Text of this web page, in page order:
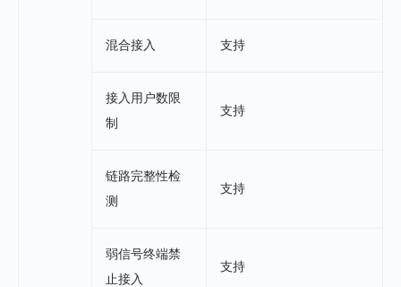
混合接入 支持
接入用户数限
制
支持
链路完整性检
测
支持
弱信号终端禁
止接入
支持